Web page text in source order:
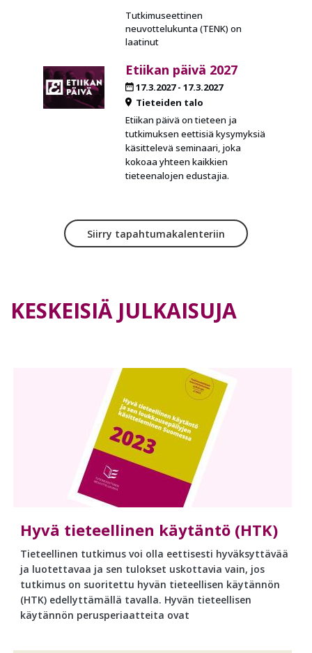
Tutkimuseettinen
neuvottelukunta (TENK) on
laatinut
Etiikan päivä 2027
17.3.2027- 17.3.2027
Tieteiden talo
Etiikan päivä on tieteen ja
tutkimuksen eettisiä kysymyksiä
käsittelevä seminaari, joka
kokoaa yhteen kaikkien
tieteenalojen edustajia.
Siirry tapahtumakalenteriin
KESKEISIÄ JULKAISUJA
Hyvä tieteellinen käytäntö (HTK)
Tieteellinen tutkimus voi olla eettisesti hyväksyttävää
ja luotettavaa ja sen tulokset uskottavia vain, jos
tutkimus on suoritettu hyvän tieteellisen käytännön
(HTK) edellyttämällä tavalla. Hyvän tieteellisen
käytännön perusperiaatteita ovat